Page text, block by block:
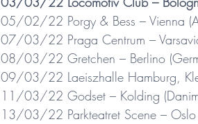
05/02/22 Porgy & Bess – Vienna
07/03/22 Praga Centrum –
08/03/22 Gretchen – Berlino
09/03/22 Laeiszhalle Hamburg,
11/03/22 Godset – Kolding
13/03/22 Parkteatret Scene – Oslo